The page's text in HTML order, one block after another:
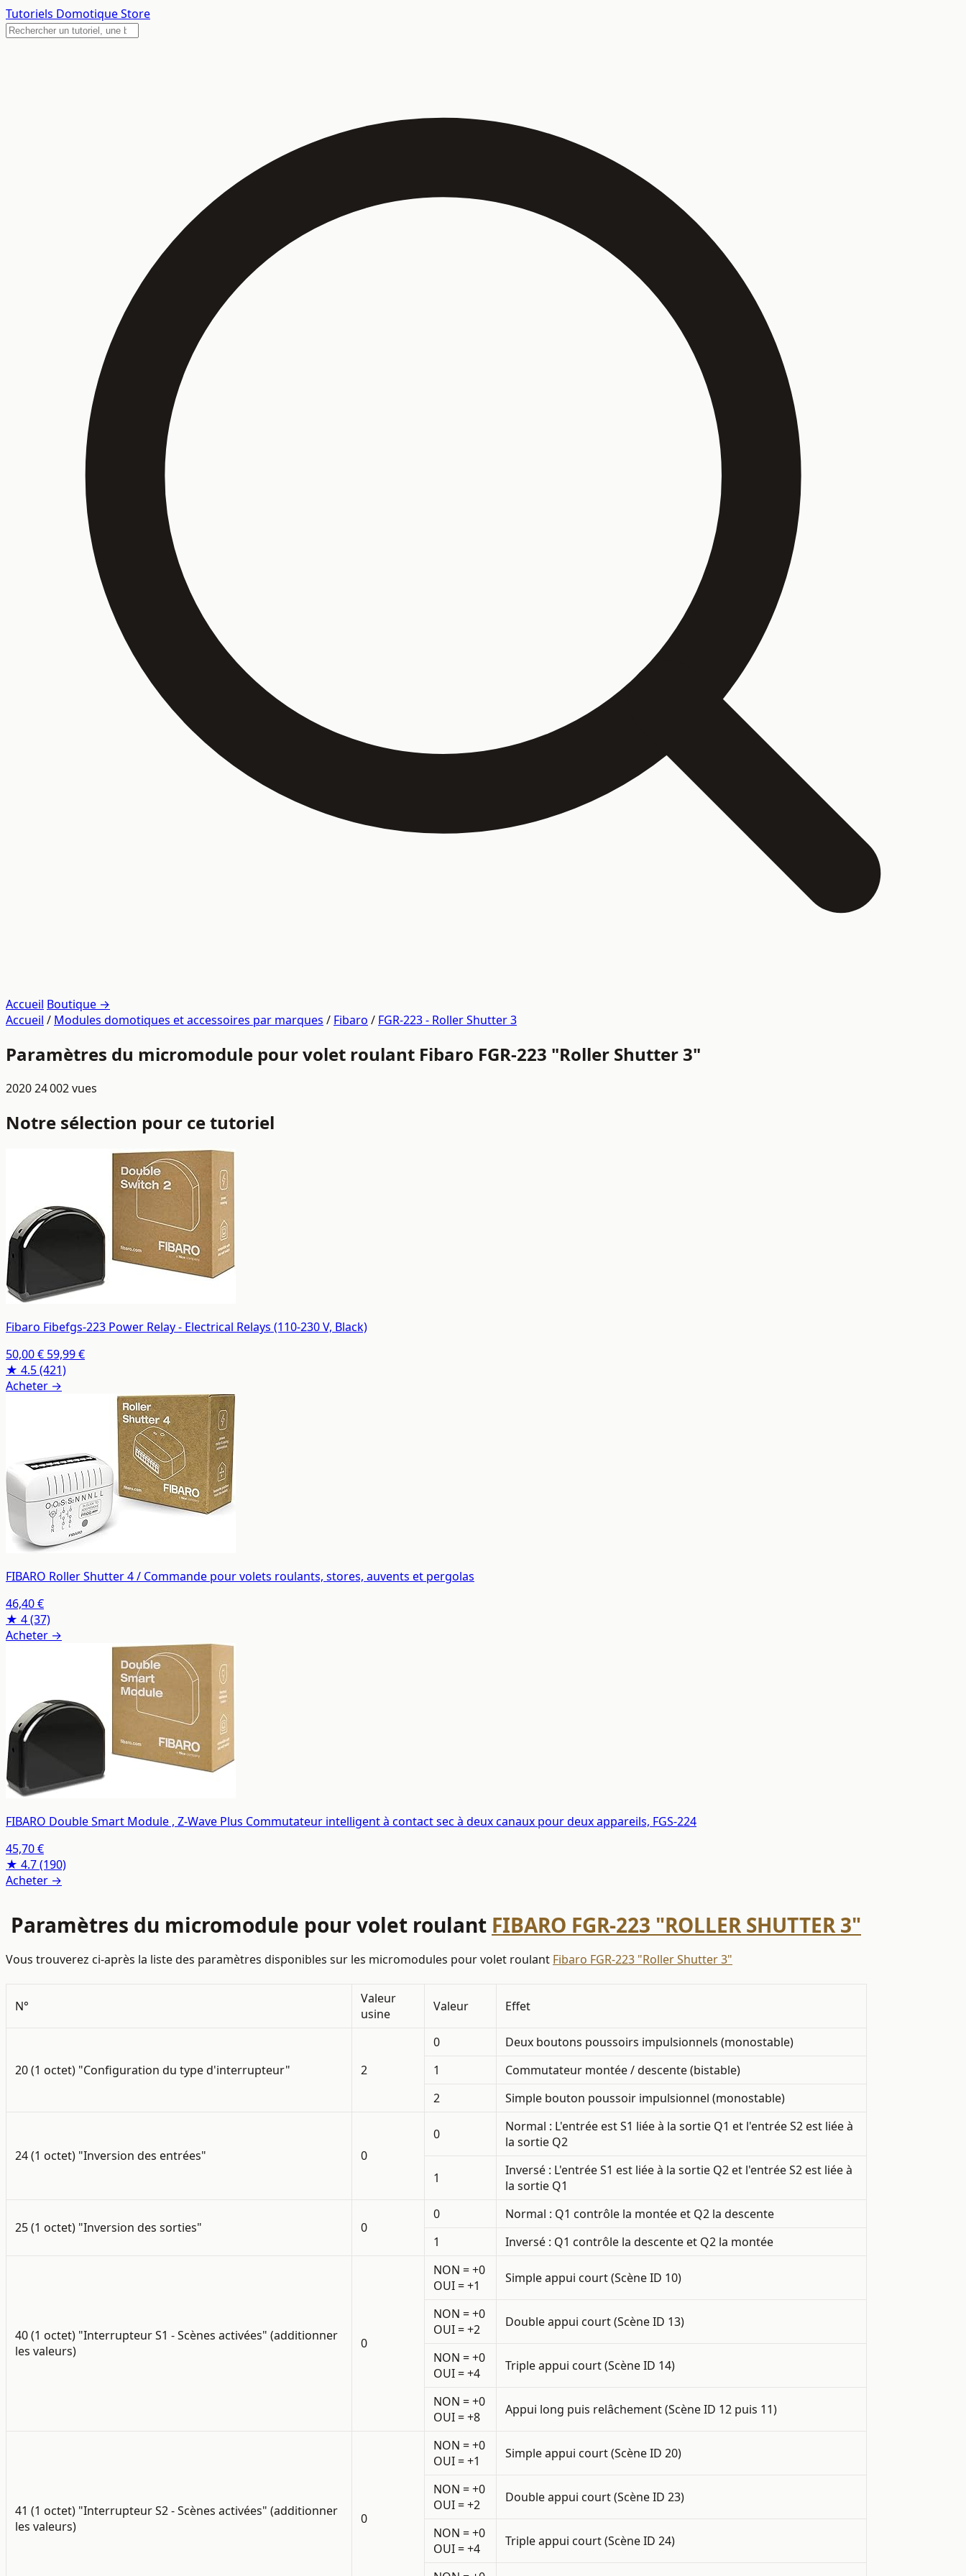
Tutoriels Domotique Store
Accueil Boutique →
Accueil / Modules domotiques et accessoires par marques / Fibaro / FGR-223 - Roller Shutter 3
Paramètres du micromodule pour volet roulant Fibaro FGR-223 "Roller Shutter 3"
202024 002 vues
Notre sélection pour ce tutoriel
Fibaro Fibefgs-223 Power Relay - Electrical Relays (110-230 V, Black)
50,00 € 59,99 €
★ 4.5(421)
Acheter →
FIBARO Roller Shutter 4 / Commande pour volets roulants, stores, auvents et pergolas
46,40 €
★ 4(37)
Acheter →
FIBARO Double Smart Module , Z-Wave Plus Commutateur intelligent à contact sec à deux canaux pour deux appareils, FGS-224
45,70 €
★ 4.7(190)
Acheter →
Paramètres du micromodule pour volet roulant FIBARO FGR-223 "ROLLER SHUTTER 3"
Vous trouverez ci-après la liste des paramètres disponibles sur les micromodules pour volet roulant Fibaro FGR-223 "Roller Shutter 3"
N°
Valeur
usine
Valeur Effet
20 (1 octet) "Configuration du type d'interrupteur" 2
0
Deux boutons poussoirs impulsionnels (monostable)
1
Commutateur montée / descente (bistable)
2
Simple bouton poussoir impulsionnel (monostable)
24 (1 octet) "Inversion des entrées" 0
0
Normal : L'entrée est S1 liée à la sortie Q1 et l'entrée S2 est liée à
la sortie Q2
1
Inversé : L'entrée S1 est liée à la sortie Q2 et l'entrée S2 est liée à
la sortie Q1
25 (1 octet) "Inversion des sorties" 0
0
Normal : Q1 contrôle la montée et Q2 la descente
1
Inversé : Q1 contrôle la descente et Q2 la montée
40 (1 octet) "Interrupteur S1 - Scènes activées" (additionner
les valeurs)
0
NON = +0
OUI = +1
Simple appui court (Scène ID 10)
NON = +0
OUI = +2
Double appui court(Scène ID 13)
NON = +0
OUI = +4
Triple appui court(Scène ID 14)
NON = +0
OUI = +8
Appui long puis relâchement(Scène ID 12 puis 11)
41 (1 octet) "Interrupteur S2 - Scènes activées" (additionner
les valeurs)
0
NON = +0
OUI = +1
Simple appui court (Scène ID 20)
NON = +0
OUI = +2
Double appui court(Scène ID 23)
NON = +0
OUI = +4
Triple appui court(Scène ID 24)